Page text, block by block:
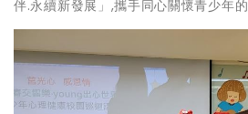
伴.永續新發展」,攜手同心關懷青少年的